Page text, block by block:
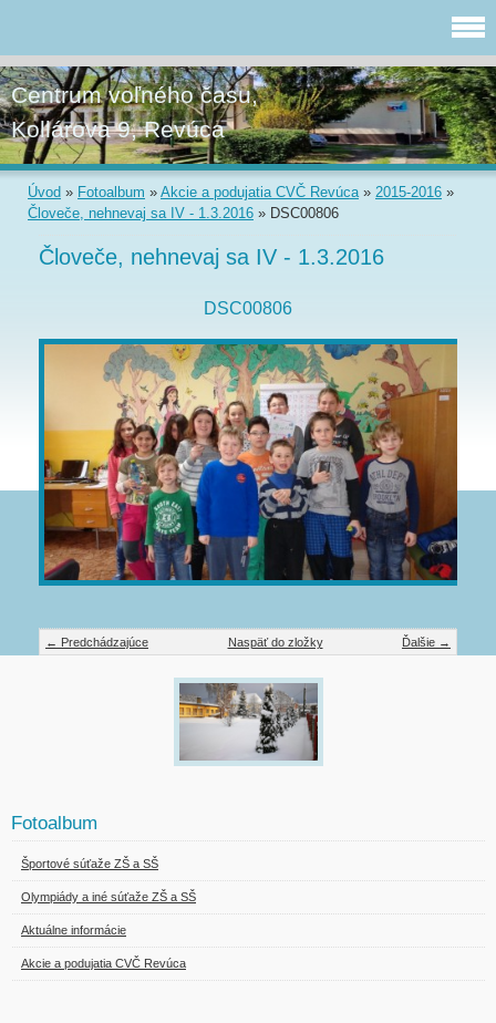
Centrum voľného času,
Kollárova 9, Revúca
Úvod » Fotoalbum » Akcie a podujatia CVČ Revúca» 2015-2016 »
Človeče, nehnevaj sa IV - 1.3.2016 » DSC00806
Človeče, nehnevaj sa IV - 1.3.2016
DSC00806
← Predchádzajúce Ďalšie →
Naspäť do zložky
Fotoalbum
Športové súťaže ZŠ a SŠ
Olympiády a iné súťaže ZŠ a SŠ
Aktuálne informácie
Akcie a podujatia CVČ Revúca